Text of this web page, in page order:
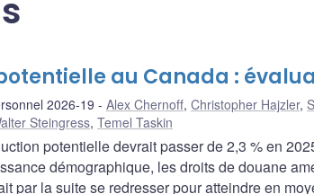
au Canada :
2026-19 Alex Chernoff, Christopher Hajzler,
Steingress, Temel Taskin
potentielle devrait passer de 2,3 % en
démographique, les droits de douane
par la suite se redresser pour atteindre en